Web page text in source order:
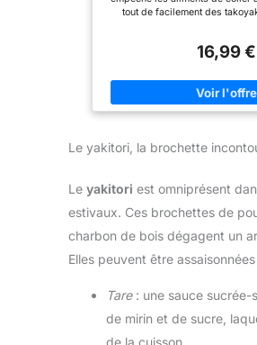
préparer ces boulettes
fois la cuisson terminée,
vous pouvez facilement
nettoyer l’appareil à l’aide
liquide vaisselle.
endommager ou retirer le
tout de facilement des
La poêle emmagasine bien
16,99 €
Le yakitori, la brochette
Le yakitori est omniprésent
estivaux. Ces brochettes de
charbon de bois dégagent un
Elles peuvent être
Tare: une sauce sucrée-
de mirin et de sucre,
de la cuisson.